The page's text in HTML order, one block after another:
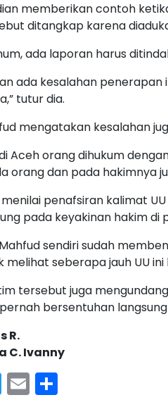
memberikan contoh
ditangkap karena
ada laporan harus
ada kesalahan
tutur dia.
mengatakan kesalahan
Aceh orang dihukum
orang dan pada hakimnya
penafsiran kalimat
pada keyakinan hakim di
sendiri sudah
melihat seberapa jauh UU ini
tersebut juga
bersentuhan
R.
C. Ivanny
Twitter
Email